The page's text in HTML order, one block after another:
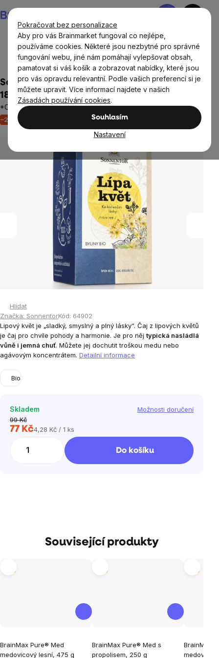
Pokračovat bez personalizace
Aby pro vás Brainmarket fungoval co nejlépe,
používáme cookies. Některé jsou nezbytné pro správné
fungování webu, jiné nám pomáhají vylepšovat obsah,
pamatovat si váš košík a zobrazovat nabídky, které jsou
pro vás opravdu relevantní. Podle vašich preferencí si je
můžete upravit. Více informací najdete v našich
Zásadách používání cookies.
Souhlasím
Nastavení
na
obsah
Nákupní
Potraviny Nápoje Čaje Bylinné směsi
Sonnentor - Lípa květ, porcovaný čaj, BIO,
18 ks
*CZ-BIO-002 certifikát
–22 %
hodnocení
je
0,0
z
5
hvězdiček.
Neohodnoceno
Hlídat
Značka: SonnentorKód: 64902
Lipový květ je „sladký, smyslný a plný lásky“. Čaj z lipových květů
je čaj pro chvíle pohody a harmonie. Je pro něj typická nasládlá
vůně i jemná chuť. Můžete jej dochutit troškou medu nebo
agávovým koncentrátem. Detailní informace
Bio
Skladem
Možnosti doručení
99 Kč
77 KčMěrná
4,28 Kč / 1 ks
Do košíku
Související produkty
BrainMax Pure® Med
medovicový lesní, 475 g
hodnocení
BrainMax Pure® Med s
propolisem, 250 g
hodnocení
BrainMax